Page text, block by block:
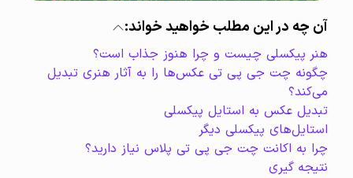
آن چه در این مطلب خواهید خواند:
هنر پیکسلی چیست و چرا هنوز جذاب است؟
چگونه چت جی پی تی عکس‌ها را به آثار هنری تبدیل
می‌کند؟
تبدیل عکس به استایل پیکسلی
استایل‌های پیکسلی دیگر
چرا به اکانت چت جی پی تی پلاس نیاز دارید؟
نتیجه گیری